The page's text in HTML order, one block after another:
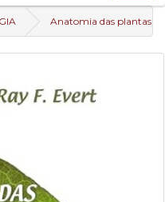
Anatomia das plantas